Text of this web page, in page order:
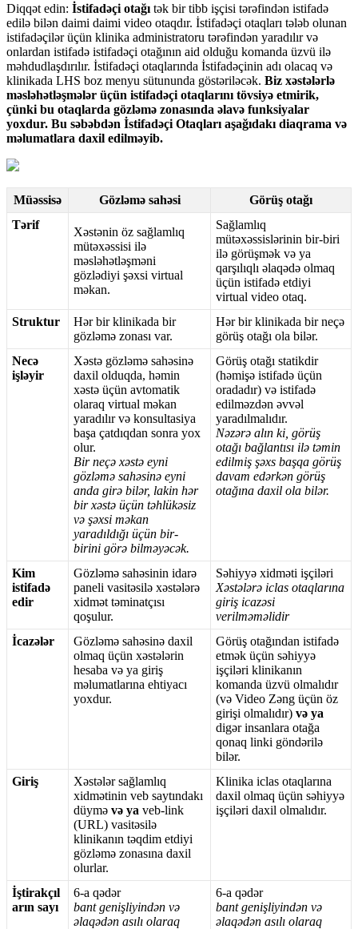
Diqqət edin: İstifadəçi otağı tək bir tibb işçisi tərəfindən istifadə
edilə bilən daimi daimi video otaqdır. İstifadəçi otaqları tələb olunan
istifadəçilər üçün klinika administratoru tərəfindən yaradılır və
onlardan istifadə istifadəçi otağının aid olduğu komanda üzvü ilə
məhdudlaşdırılır. İstifadəçi otaqlarında İstifadəçinin adı olacaq və
klinikada LHS boz menyu sütununda göstəriləcək. Biz xəstələrlə
məsləhətləşmələr üçün istifadəçi otaqlarını tövsiyə etmirik,
çünki bu otaqlarda gözləmə zonasında əlavə funksiyalar
yoxdur. Bu səbəbdən İstifadəçi Otaqları aşağıdakı diaqrama və
məlumatlara daxil edilməyib.
Müəssisə Gözləmə sahəsi Görüş otağı
Tərif
Xəstənin öz sağlamlıq
mütəxəssisi ilə
məsləhətləşməni
gözlədiyi şəxsi virtual
məkan.
Sağlamlıq
mütəxəssislərinin bir-biri
ilə görüşmək və ya
qarşılıqlı əlaqədə olmaq
üçün istifadə etdiyi
virtual video otaq.
Struktur
Hər bir klinikada bir
gözləmə zonası var.
Hər bir klinikada bir neçə
görüş otağı ola bilər.
Necə
işləyir
Xəstə gözləmə sahəsinə
daxil olduqda, həmin
xəstə üçün avtomatik
olaraq virtual məkan
yaradılır və konsultasiya
başa çatdıqdan sonra yox
olur.
Bir neçə xəstə eyni
gözləmə sahəsinə eyni
anda girə bilər, lakin hər
bir xəstə üçün təhlükəsiz
və şəxsi məkan
yaradıldığı üçün bir-
birini görə bilməyəcək.
Görüş otağı statikdir
(həmişə istifadə üçün
oradadır) və istifadə
edilməzdən əvvəl
yaradılmalıdır.
Nəzərə alın ki görüş
otağı bağlantısı ilə təmin
edilmiş şəxs başqa görüş
davam edərkən görüş
otağına daxil ola bilər.
Kim
istifadə
edir
Gözləmə sahəsinin idarə
paneli vasitəsilə xəstələrə
xidmət təminatçısı
qoşulur.
Səhiyyə xidməti işçiləri
Xəstələrə iclas otaqlarına
giriş icazəsi
verilməməlidir
İcazələr Gözləmə sahəsinə daxil
olmaq üçün xəstələrin
hesaba və ya giriş
məlumatlarına ehtiyacı
yoxdur.
Görüş otağından istifadə
etmək üçün səhiyyə
işçiləri klinikanın
komanda üzvü olmalıdır
(və Video Zəng üçün öz
girişi olmalıdır) və ya
digər insanlara otağa
qonaq linki göndərilə
bilər.
Giriş Xəstələr sağlamlıq
xidmətinin veb saytındakı
düymə və ya veb-link
(URL) vasitəsilə
klinikanın təqdim etdiyi
gözləmə zonasına daxil
olurlar.
Klinika iclas otaqlarına
daxil olmaq üçün səhiyyə
işçiləri daxil olmalıdır.
İştirakçıl
arın sayı
6-a qədər
bant genişliyindən və
əlaqədən asılı olaraq
6-a qədər
bant genişliyindən və
əlaqədən asılı olaraq